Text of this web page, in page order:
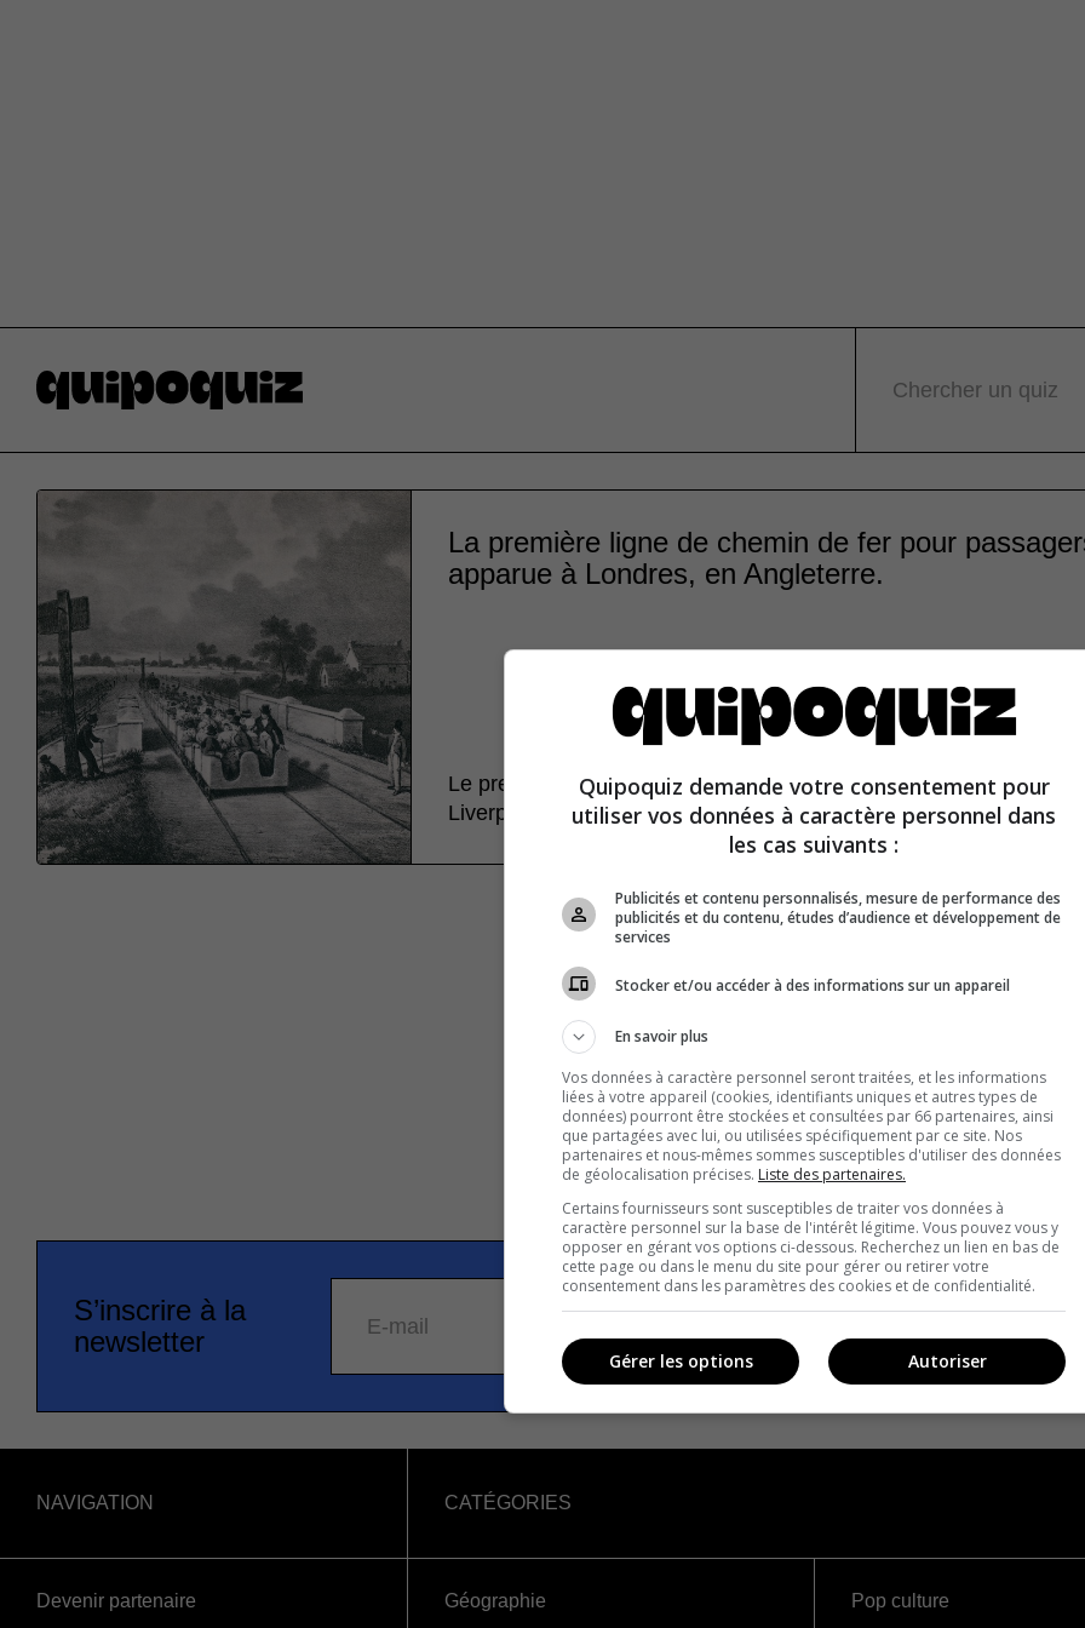
Chercher un quiz
La première ligne de chemin de fer pour
apparue à Londres, en Angleterre.
Le premier chemin de fer moderne à transporter des passagers
Liverpool and Manchester Railway, créé en 1830.
S’inscrire à la
newsletter
E-mail
NAVIGATION
Devenir partenaire
CATÉGORIES
Géographie
Pop culture
Quipoquiz demande votre consentement pour
utiliser vos données à caractère personnel dans
les cas suivants :
Publicités et contenu personnalisés, mesure de performance des
publicités et du contenu, études d’audience et développement de
services
Stocker et/ou accéder à des informations sur un appareil
En savoir plus
Vos données à caractère personnel seront traitées, et les informations
liées à votre appareil (cookies, identifiants uniques et autres types de
données) pourront être stockées et consultées par 66 partenaires, ainsi
que partagées avec lui, ou utilisées spécifiquement par ce site. Nos
partenaires et nous-mêmes sommes susceptibles d'utiliser des données
de géolocalisation précises. Liste des partenaires.
Certains fournisseurs sont susceptibles de traiter vos données à
caractère personnel sur la base de l'intérêt légitime. Vous pouvez vous y
opposer en gérant vos options ci-dessous. Recherchez un lien en bas de
cette page ou dans le menu du site pour gérer ou retirer votre
consentement dans les paramètres des cookies et de confidentialité.
Autoriser
Gérer les options